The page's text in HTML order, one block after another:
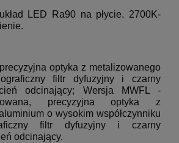
LED Ra90 na płycie. 2700K-
optyka z metalizowanego
filtr dyfuzyjny i czarny
odcinający;
Wersja MWFL -
precyzyjna optyka z
o wysokim współczynniku
filtr dyfuzyjny i czarny
odcinający.